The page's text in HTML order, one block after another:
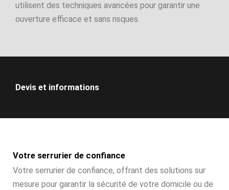
utilisent des techniques avancées pour garantir une
ouverture efficace et sans risques.
Devis et informations
Votre serrurier de confiance
Votre serrurier de confiance, offrant des solutions sur
mesure pour garantir la sécurité de votre domicile ou de